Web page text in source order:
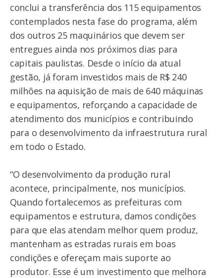
conclui a transferência dos 115 equipamentos
contemplados nesta fase do programa, além
dos outros 25 maquinários que devem ser
entregues ainda nos próximos dias para
capitais paulistas. Desde o início da atual
gestão, já foram investidos mais de R$ 240
milhões na aquisição de mais de 640 máquinas
e equipamentos, reforçando a capacidade de
atendimento dos municípios e contribuindo
para o desenvolvimento da infraestrutura rural
em todo o Estado.
“O desenvolvimento da produção rural
acontece, principalmente, nos municípios.
Quando fortalecemos as prefeituras com
equipamentos e estrutura, damos condições
para que elas atendam melhor quem produz,
mantenham as estradas rurais em boas
condições e ofereçam mais suporte ao
produtor. Esse é um investimento que melhora